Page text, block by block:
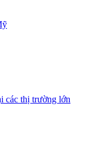
các thị trường lớn